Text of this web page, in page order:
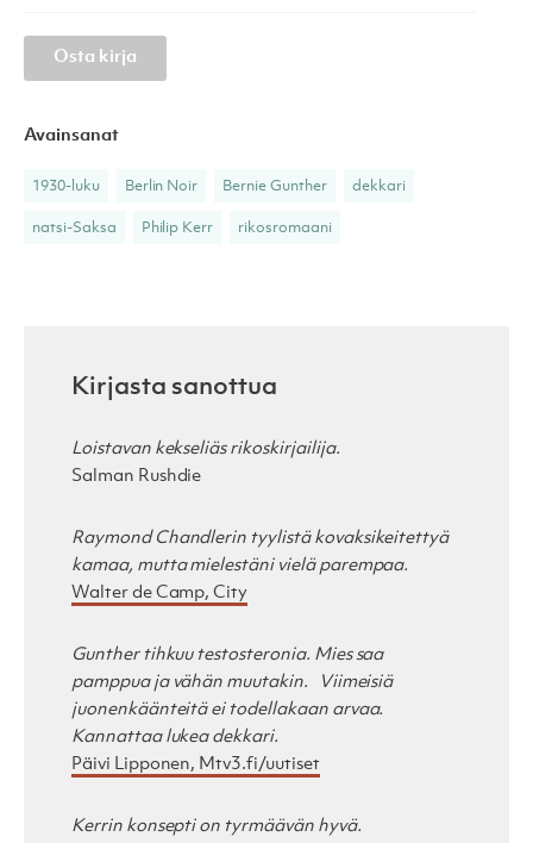
Osta kirja
Avainsanat
1930-luku Berlin Noir Bernie Gunther dekkari
natsi-Saksa Philip Kerr rikosromaani
Kirjasta sanottua
Loistavan kekseliäs rikoskirjailija.
Salman Rushdie
Raymond Chandlerin tyylistä kovaksikeitettyä
kamaa, mutta mielestäni vielä parempaa.
Walter de Camp, City
Gunther tihkuu testosteronia. Mies saa
pamppua ja vähän muutakin.   Viimeisiä
juonenkäänteitä ei todellakaan arvaa.
Kannattaa lukea dekkari.
Päivi Lipponen, Mtv3.fi/uutiset
Kerrin konsepti on tyrmäävän hyvä.